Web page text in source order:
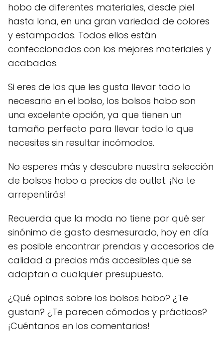
hobo de diferentes materiales, desde piel
hasta lona, en una gran variedad de colores
y estampados. Todos ellos están
confeccionados con los mejores materiales y
acabados.
Si eres de las que les gusta llevar todo lo
necesario en el bolso, los bolsos hobo son
una excelente opción, ya que tienen un
tamaño perfecto para llevar todo lo que
necesites sin resultar incómodos.
No esperes más y descubre nuestra selección
de bolsos hobo a precios de outlet. ¡No te
arrepentirás!
Recuerda que la moda no tiene por qué ser
sinónimo de gasto desmesurado, hoy en día
es posible encontrar prendas y accesorios de
calidad a precios más accesibles que se
adaptan a cualquier presupuesto.
¿Qué opinas sobre los bolsos hobo? ¿Te
gustan? ¿Te parecen cómodos y prácticos?
¡Cuéntanos en los comentarios!